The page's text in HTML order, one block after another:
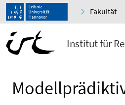
Fakultät
Institut für